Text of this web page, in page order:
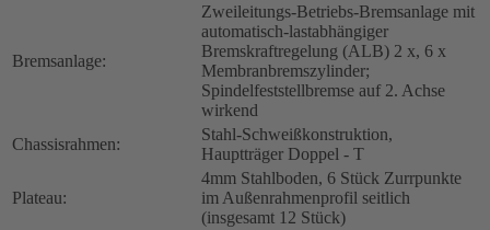
Bremsanlage:
Zweileitungs-Betriebs-Bremsanlage mit
automatisch-lastabhängiger
Bremskraftregelung (ALB) 2 x, 6 x
Membranbremszylinder;
Spindelfeststellbremse auf 2. Achse
wirkend
Chassisrahmen:
Stahl-Schweißkonstruktion,
Hauptträger Doppel - T
Plateau:
4mm Stahlboden, 6 Stück Zurrpunkte
im Außenrahmenprofil seitlich
(insgesamt 12 Stück)